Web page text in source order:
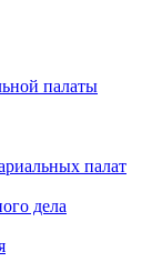
палаты
палат
дела